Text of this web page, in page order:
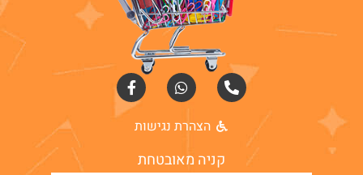
הצהרת נגישות
קניה מאובטחת